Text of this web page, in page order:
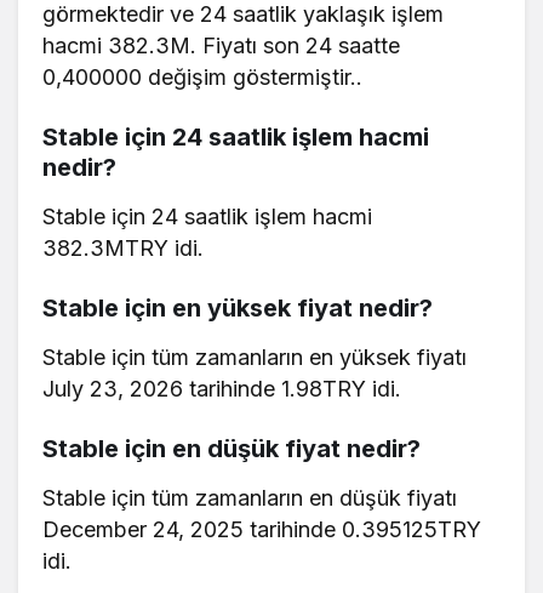
görmektedir ve 24 saatlik yaklaşık işlem
hacmi 382.3M. Fiyatı son 24 saatte
0,400000 değişim göstermiştir..
​​Stable için 24 saatlik işlem hacmi
nedir?
​​Stable için 24 saatlik işlem hacmi
382.3MTRY idi.
​​Stable için en yüksek fiyat nedir?
​​Stable için tüm zamanların en yüksek fiyatı
July 23, 2026 tarihinde 1.98TRY idi.
​​Stable için en düşük fiyat nedir?
​​Stable için tüm zamanların en düşük fiyatı
December 24, 2025 tarihinde 0.395125TRY
idi.